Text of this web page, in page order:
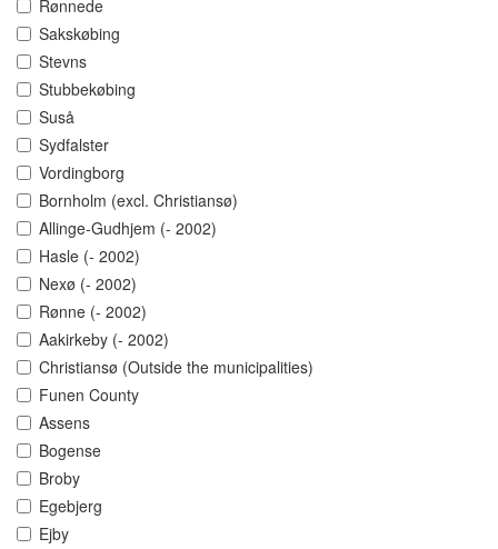
Rønnede
Sakskøbing
Stevns
Stubbekøbing
Suså
Sydfalster
Vordingborg
Bornholm (excl. Christiansø)
Allinge-Gudhjem (- 2002)
Hasle (- 2002)
Nexø (- 2002)
Rønne (- 2002)
Aakirkeby (- 2002)
Christiansø (Outside the municipalities)
Funen County
Assens
Bogense
Broby
Egebjerg
Ejby